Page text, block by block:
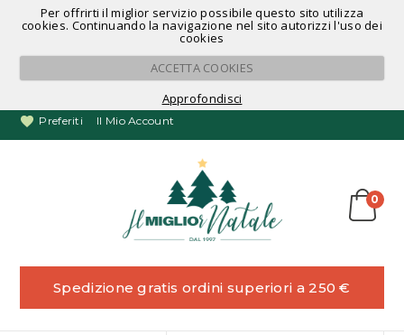
Per offrirti il miglior servizio possibile questo sito utilizza
cookies. Continuando la navigazione nel sito autorizzi l'uso dei
cookies
ACCETTA COOKIES
Approfondisci
Noleggio Alberi di Natale
Preferiti Il Mio Account
0
Spedizione gratis ordini superiori a 250 €